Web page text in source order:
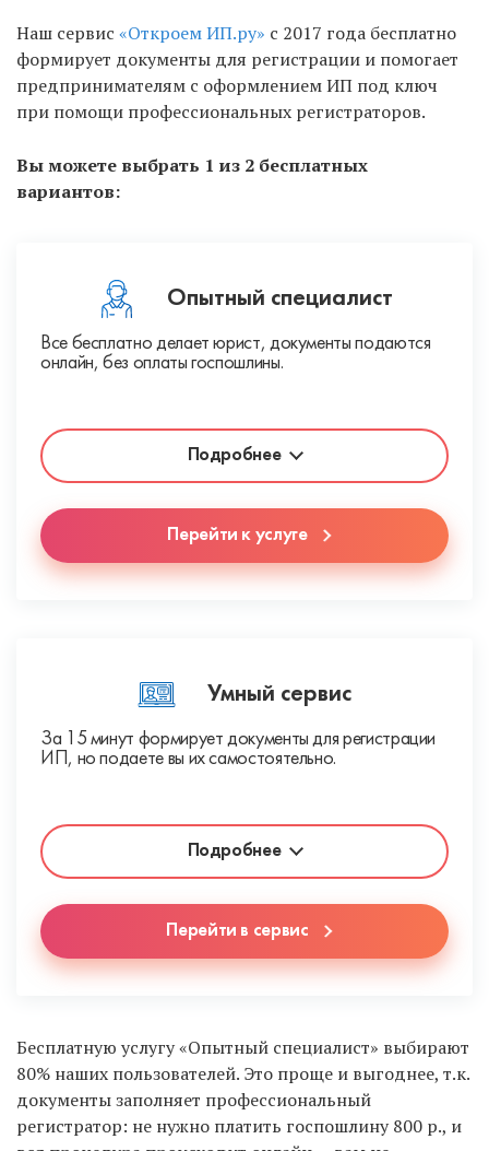
Наш сервис «Откроем ИП.ру» с 2017 года бесплатно
формирует документы для регистрации и помогает
предпринимателям с оформлением ИП под ключ
при помощи профессиональных регистраторов.
Вы можете выбрать 1 из 2 бесплатных
вариантов:
Опытный специалист
Все бесплатно делает юрист, документы подаются
онлайн, без оплаты госпошлины.
Подробнее
Перейти к услуге
Умный сервис
За 15 минут формирует документы для регистрации
ИП, но подаете вы их самостоятельно.
Подробнее
Перейти в сервис
Бесплатную услугу «Опытный специалист» выбирают
80% наших пользователей. Это проще и выгоднее, т.к.
документы заполняет профессиональный
регистратор: не нужно платить госпошлину 800 р., и